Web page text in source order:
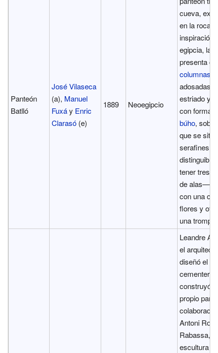
Panteón
Batlló
José Vilaseca
(a), Manuel
Fuxáy Enric
Clarasó (e)
1889 Neoegipcio
cueva,
en la roca.
inspiración
egipcia, la
presenta
columnas
adosadas
estriado y
con forma
búho,
que se
serafines —
tener tres
de alas—,
con una
flores y
una
Leandre
el
diseñó el
cementerio,
construyó
propio
Antoni
Rabassa, y
escultura de